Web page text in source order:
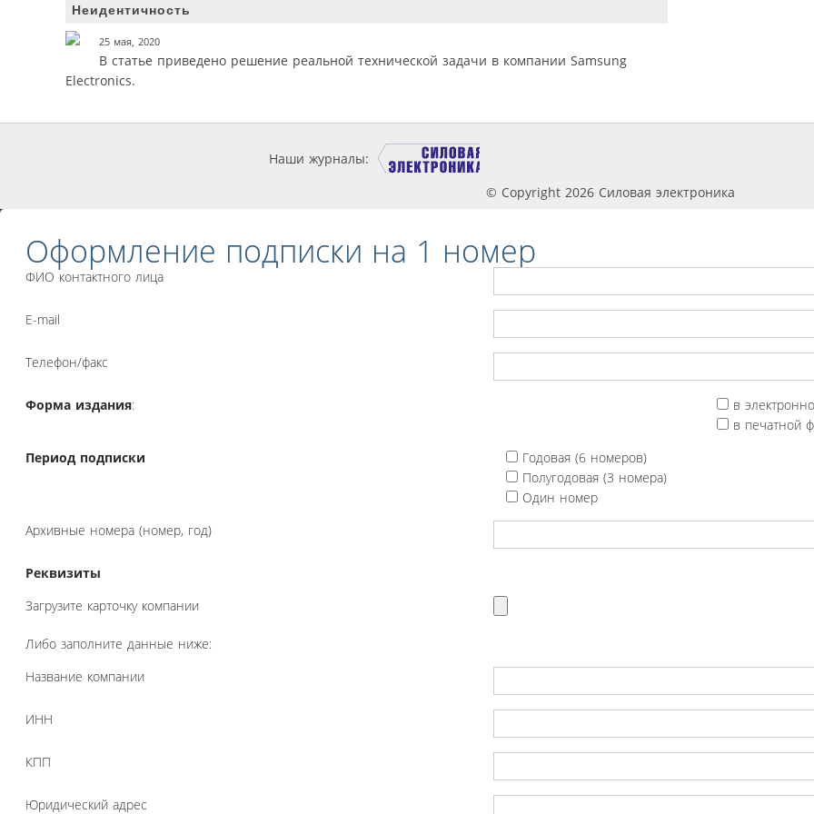
Неидентичность
25 мая, 2020
В статье приведено решение реальной технической задачи в компании Samsung
Electronics.
Наши журналы:
© Copyright 2026 Силовая электроника
Оформление подписки на 1 номер
ФИО контактного лица
E-mail
Телефон/факс
Форма издания:
в
в печатной
Период подписки
Годовая (6 номеров)
Полугодовая (3 номера)
Один номер
Архивные номера (номер, год)
Реквизиты
Загрузите карточку компании
Либо заполните данные ниже:
Название компании
ИНН
КПП
Юридический адрес